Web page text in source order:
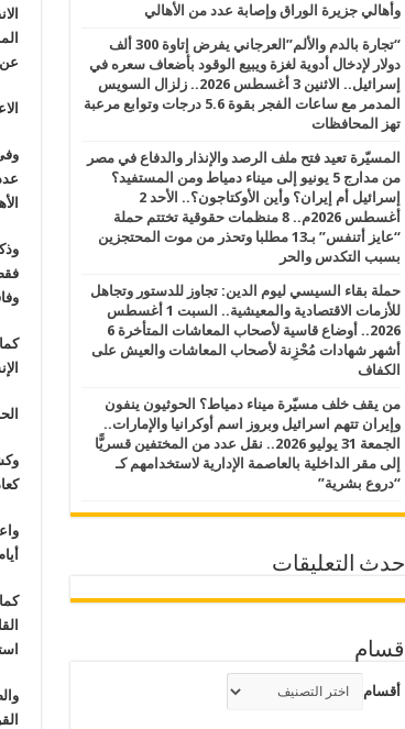
عن
كعادتها حبسه 15
استمرت
وأهالي جزيرة الوراق وإصابة عدد من الأهالي
“تجارة بالدم والألم”العرجاني يفرض إتاوة 300 ألف
دولار لإدخال أدوية لغزة ويبيع الوقود بأضعاف سعره في
إسرائيل.. الاثنين 3 أغسطس 2026.. زلزال السويس
المدمر مع ساعات الفجر بقوة 5.6 درجات وتوابع مرعبة
تهز المحافظات
المسيّرة تعيد فتح ملف الرصد والإنذار والدفاع في مصر
من مدارج 5 يونيو إلى ميناء دمياط ومن المستفيد؟
إسرائيل أم إيران؟ وأين الأوكتاجون؟.. الأحد 2
أغسطس 2026م.. 8 منظمات حقوقية تختتم حملة
“عايز أتنفس” بـ13 مطلبا وتحذر من موت المحتجزين
بسبب التكدس والحر
حملة بقاء السيسي ليوم الدين: تجاوز للدستور وتجاهل
للأزمات الاقتصادية والمعيشية.. السبت 1 أغسطس
2026.. أوضاع قاسية لأصحاب المعاشات المتأخرة 6
أشهر شهادات مُحْزِنة لأصحاب المعاشات والعيش على
الكفاف
من يقف خلف مسيّرة ميناء دمياط؟ الحوثيون ينفون
وإيران تتهم اسرائيل وبروز اسم أوكرانيا والإمارات..
الجمعة 31 يوليو 2026.. نقل عدد من المختفين قسريًّا
إلى مقر الداخلية بالعاصمة الإدارية لاستخدامهم كـ
“دروع بشرية”
أحدث التعليقات
أقسام
أقسام